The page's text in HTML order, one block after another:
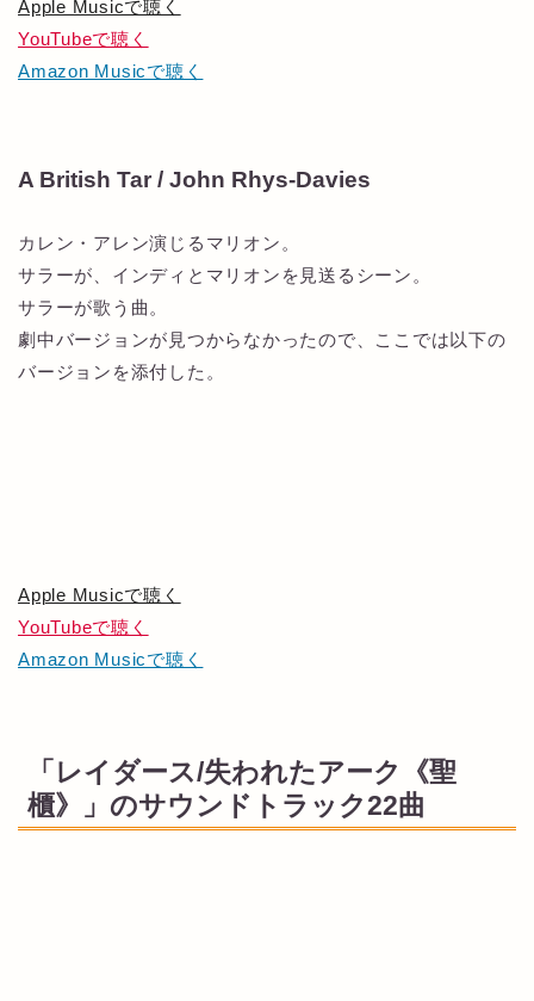
Apple Musicで聴く
YouTubeで聴く
Amazon Musicで聴く
A British Tar / John Rhys-Davies
カレン・アレン演じるマリオン。
サラーが、インディとマリオンを見送るシーン。
サラーが歌う曲。
劇中バージョンが見つからなかったので、ここでは以下の
バージョンを添付した。
Apple Musicで聴く
YouTubeで聴く
Amazon Musicで聴く
「レイダース/失われたアーク《聖
櫃》」のサウンドトラック22曲